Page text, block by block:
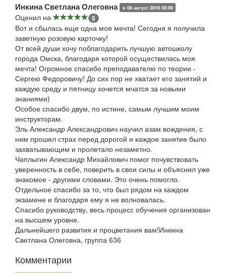
Инкина Светлана Олеговна в 06 август 2016 00:00
Оценил на 5
Вот и сбылась еще одна моя мечта! Сегодня я получила
заветную розовую карточку!
От всей души хочу поблагодарить лучшую автошколу
города Омска, благодаря которой осуществилась моя
мечта! Огромное спасибо преподавателю по теории -
Сергею Федоровичу! До сих пор не хватает его занятий и
каждую среду и пятницу хочется мчатся за новыми
знаниями)
Особое спасибо двум, по истине, самым лучшим моим
инструкторам.
Эль Александр Александрович научил азам вождения, с
ним прошел страх перед дорогой и каждое занятие было
захватывающим и пролетало незаметно.
Чаплыгин Александр Михайлович помог почувствовать
уверенность в себе, поверить в свои силы и объяснил уже
знакомое - другими словами. Это очень помогло.
Отдельное спасибо за то, что был рядом на каждом
экзамене и благодаря ему я не волновалась.
Спасибо руководству, весь процесс обучения организован
на высшем уровне.
Дальнейшего развития и процветания вам!Инкина
Светлана Олеговна, группа 636
Комментарии